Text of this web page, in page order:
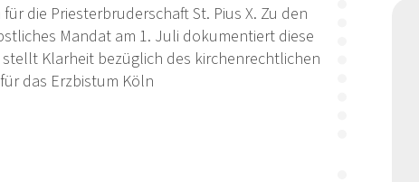
die Priesterbruderschaft St. Pius X. Zu den
Mandat am 1. Juli dokumentiert diese
Klarheit bezüglich des kirchenrechtlichen
das Erzbistum Köln